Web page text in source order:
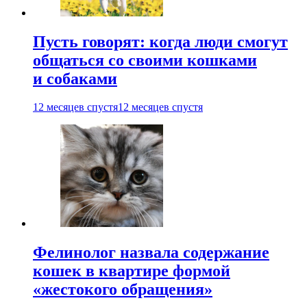
Пусть говорят: когда люди смогут
общаться со своими кошками
и собаками
12 месяцев спустя12 месяцев спустя
Фелинолог назвала содержание
кошек в квартире формой
«жестокого обращения»